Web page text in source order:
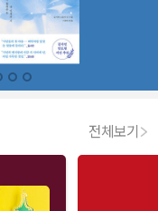
전체보기